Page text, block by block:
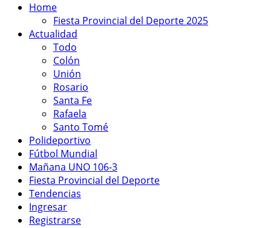
Home
Fiesta Provincial del Deporte 2025
Actualidad
Todo
Colón
Unión
Rosario
Santa Fe
Rafaela
Santo Tomé
Polideportivo
Fútbol Mundial
Mañana UNO 106-3
Fiesta Provincial del Deporte
Tendencias
Ingresar
Registrarse